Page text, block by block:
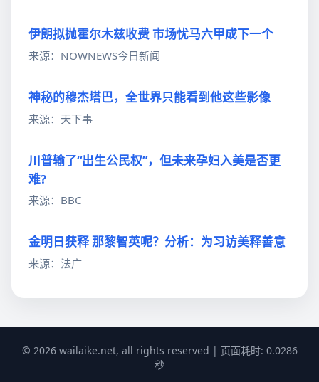
伊朗拟抛霍尔木兹收费 市场忧马六甲成下一个
来源：NOWNEWS今日新闻
神秘的穆杰塔巴，全世界只能看到他这些影像
来源：天下事
川普输了“出生公民权”，但未来孕妇入美是否更
难?
来源：BBC
金明日获释 那黎智英呢？分析：为习访美释善意
来源：法广
© 2026 wailaike.net, all rights reserved | 页面耗时: 0.0286
秒